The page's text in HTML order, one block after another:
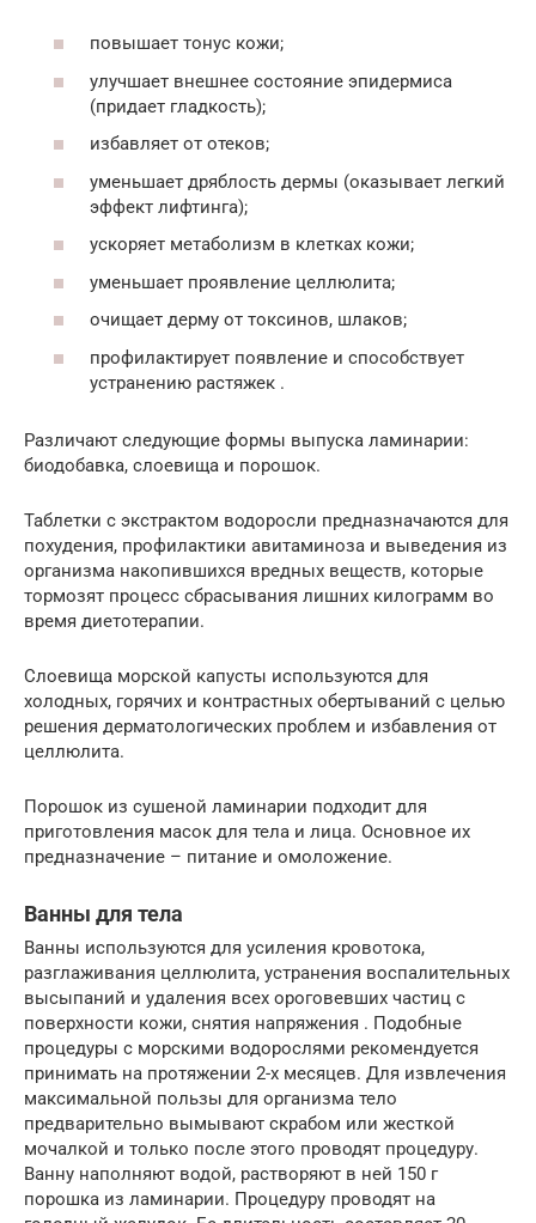
повышает тонус кожи;
улучшает внешнее состояние эпидермиса
(придает гладкость);
избавляет от отеков;
уменьшает дряблость дермы (оказывает легкий
эффект лифтинга);
ускоряет метаболизм в клетках кожи;
уменьшает проявление целлюлита;
очищает дерму от токсинов, шлаков;
профилактирует появление и способствует
устранению растяжек .
Различают следующие формы выпуска ламинарии:
биодобавка, слоевища и порошок.
Таблетки с экстрактом водоросли предназначаются для
похудения, профилактики авитаминоза и выведения из
организма накопившихся вредных веществ, которые
тормозят процесс сбрасывания лишних килограмм во
время диетотерапии.
Слоевища морской капусты используются для
холодных, горячих и контрастных обертываний с целью
решения дерматологических проблем и избавления от
целлюлита.
Порошок из сушеной ламинарии подходит для
приготовления масок для тела и лица. Основное их
предназначение – питание и омоложение.
Ванны для тела
Ванны используются для усиления кровотока,
разглаживания целлюлита, устранения воспалительных
высыпаний и удаления всех ороговевших частиц с
поверхности кожи, снятия напряжения . Подобные
процедуры с морскими водорослями рекомендуется
принимать на протяжении 2-х месяцев. Для извлечения
максимальной пользы для организма тело
предварительно вымывают скрабом или жесткой
мочалкой и только после этого проводят процедуру.
Ванну наполняют водой, растворяют в ней 150 г
порошка из ламинарии. Процедуру проводят на